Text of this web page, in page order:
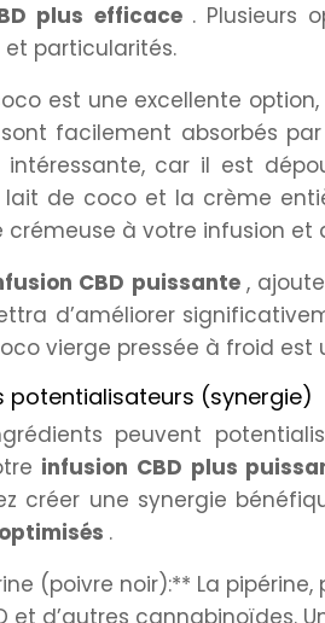
plus efficace . Plusieurs
particularités.
est une excellente
sont facilement absorbés
intéressante, car il est
lait de coco et la crème
crémeuse à votre infusion et
CBD puissante,
d’améliorer
vierge pressée à froid
potentialisateurs (synergie)
peuvent
infusion CBD plus
créer une synergie
.
(poivre noir):** La
et d’autres cannabinoïdes.